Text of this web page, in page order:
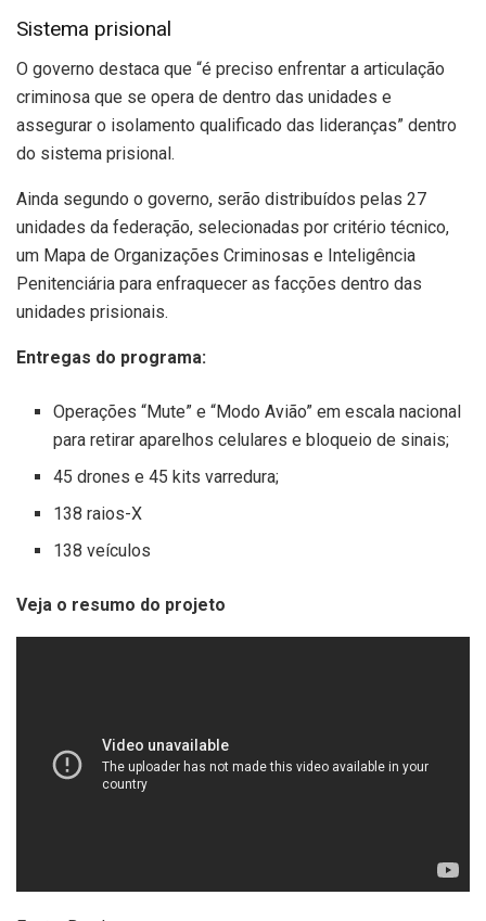
Sistema prisional
O governo destaca que “é preciso enfrentar a articulação
criminosa que se opera de dentro das unidades e
assegurar o isolamento qualificado das lideranças” dentro
do sistema prisional.
Ainda segundo o governo, serão distribuídos pelas 27
unidades da federação, selecionadas por critério técnico,
um Mapa de Organizações Criminosas e Inteligência
Penitenciária para enfraquecer as facções dentro das
unidades prisionais.
Entregas do programa:
Operações “Mute” e “Modo Avião” em escala nacional
para retirar aparelhos celulares e bloqueio de sinais;
45 drones e 45 kits varredura;
138 raios-X
138 veículos
Veja o resumo do projeto